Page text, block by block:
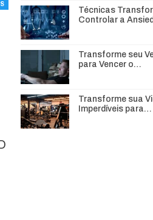
Técnicas
Controlar a
Transforme seu
para Vencer o…
Transforme sua
Imperdíveis para…